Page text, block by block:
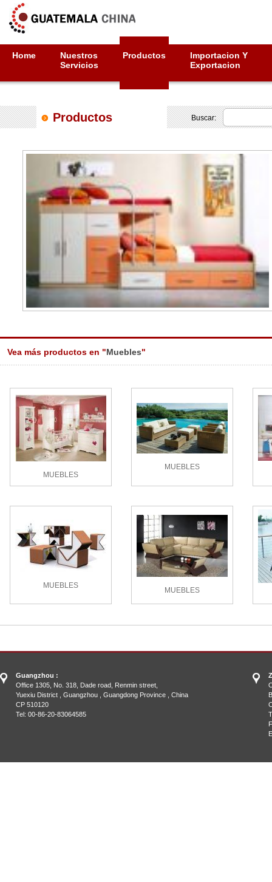
Home
Nuestros
Servicios
Productos
Importacion Y
Exportacion
Productos Buscar:
Vea más productos en "Muebles"
Guangzhou :
Office 1305, No. 318, Dade road, Renmin street,
Yuexiu District , Guangzhou , Guangdong Province , China
CP 510120
Tel: 00-86-20-83064585